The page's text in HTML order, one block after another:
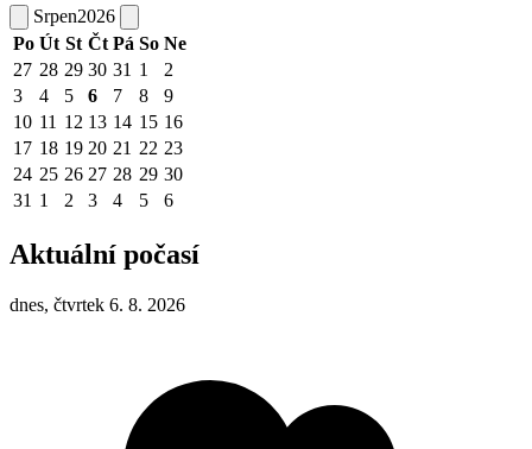
Srpen2026
Po Út St Čt Pá So Ne
27 28 29 30 31 1
2
3
4 5 6 7 8
9
10 11 12 13 14 15 16
17 18 19 20 21 22 23
24 25 26 27 28 29 30
31 1 2 3 4 5 6
Aktuální počasí
dnes, čtvrtek 6. 8. 2026